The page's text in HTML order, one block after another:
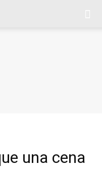
una cena